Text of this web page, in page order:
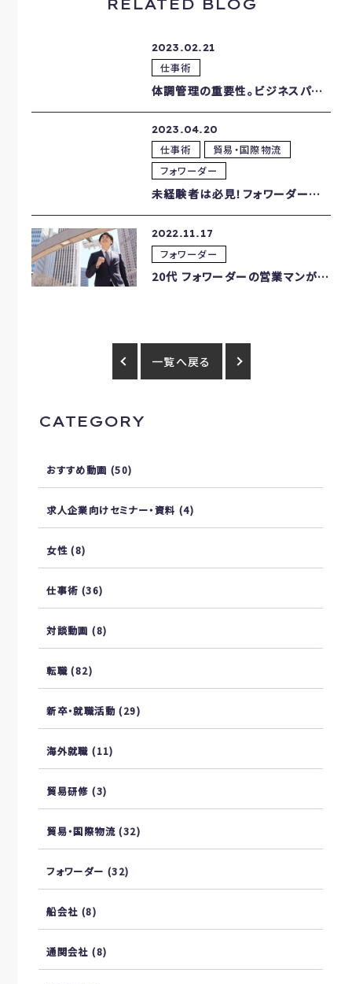
2023.02.21
仕事術
体調管理の重要性。ビジネスパーソンに必要な管理方法
2023.04.20
仕事術
貿易・国際物流
フォワーダー
未経験者は必見！フォワーダー業界の魅力について
2022.11.17
フォワーダー
20代 フォワーダーの営業マンが意識すべき仕事の心得とは？
一覧へ戻る
CATEGORY
おすすめ動画 (50)
求人企業向けセミナー・資料 (4)
女性 (8)
仕事術 (36)
対談動画 (8)
転職 (82)
新卒・就職活動 (29)
海外就職 (11)
貿易研修 (3)
貿易・国際物流 (32)
フォワーダー (32)
船会社 (8)
通関会社 (8)